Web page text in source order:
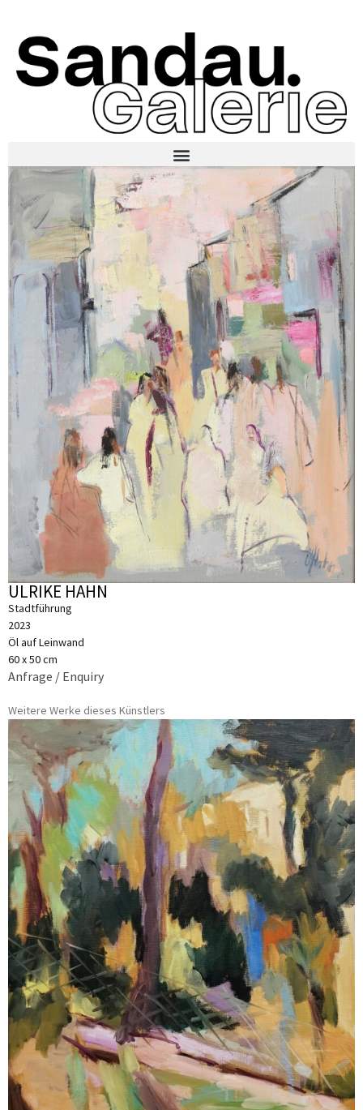
ULRIKE HAHN
Stadtführung
2023
Öl auf Leinwand
60 x 50 cm
Anfrage / Enquiry
Weitere Werke dieses Künstlers